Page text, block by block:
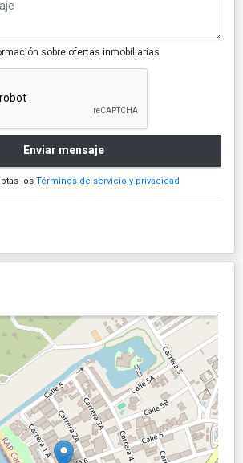
sobre ofertas inmobiliarias
Enviar mensaje
los Términos de servicio y privacidad